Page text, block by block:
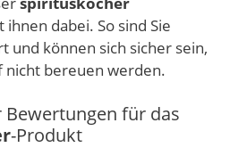
dabei. So sind Sie
und können sich sicher sein,
nicht bereuen werden.
Bewertungen für das
-Produkt